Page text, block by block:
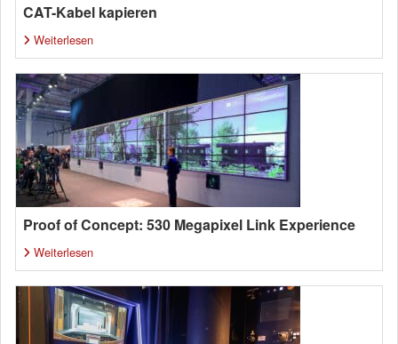
CAT-Kabel kapieren
Weiterlesen
Proof of Concept: 530 Megapixel Link Experience
Weiterlesen